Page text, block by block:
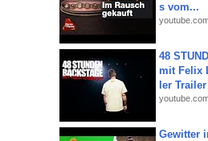
s vom...
48
mit Felix
ler Trailer
Gewitter